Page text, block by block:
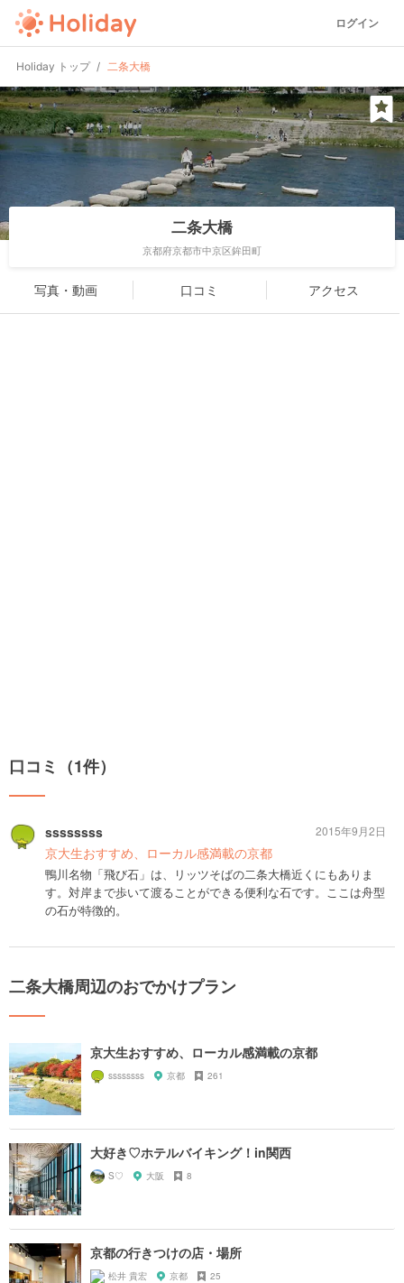
ログイン
Holiday トップ 二条大橋
二条大橋
京都府京都市中京区鉾田町
写真・動画 口コミ アクセス
口コミ（1件）
ssssssss
京大生おすすめ、ローカル感満載の京都
鴨川名物「飛び石」は、リッツそばの二条大橋近くにもありま
す。対岸まで歩いて渡ることができる便利な石です。ここは舟型
の石が特徴的。
2015年9月2日
二条大橋周辺のおでかけプラン
京大生おすすめ、ローカル感満載の京都
ssssssss 京都 261
大好き♡ホテルバイキング！in関西
S♡ 大阪 8
京都の行きつけの店・場所
松井 貴宏 京都 25